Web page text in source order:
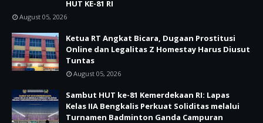
HUT KE-81 RI
August 05, 2026
Ketua RT Angkat Bicara, Dugaan Prostitusi
Online dan Legalitas Z Homestay Harus Diusut
Tuntas
August 05, 2026
Sambut HUT ke-81 Kemerdekaan RI: Lapas
Kelas IIA Bengkalis Perkuat Soliditas melalui
Turnamen Badminton Ganda Campuran